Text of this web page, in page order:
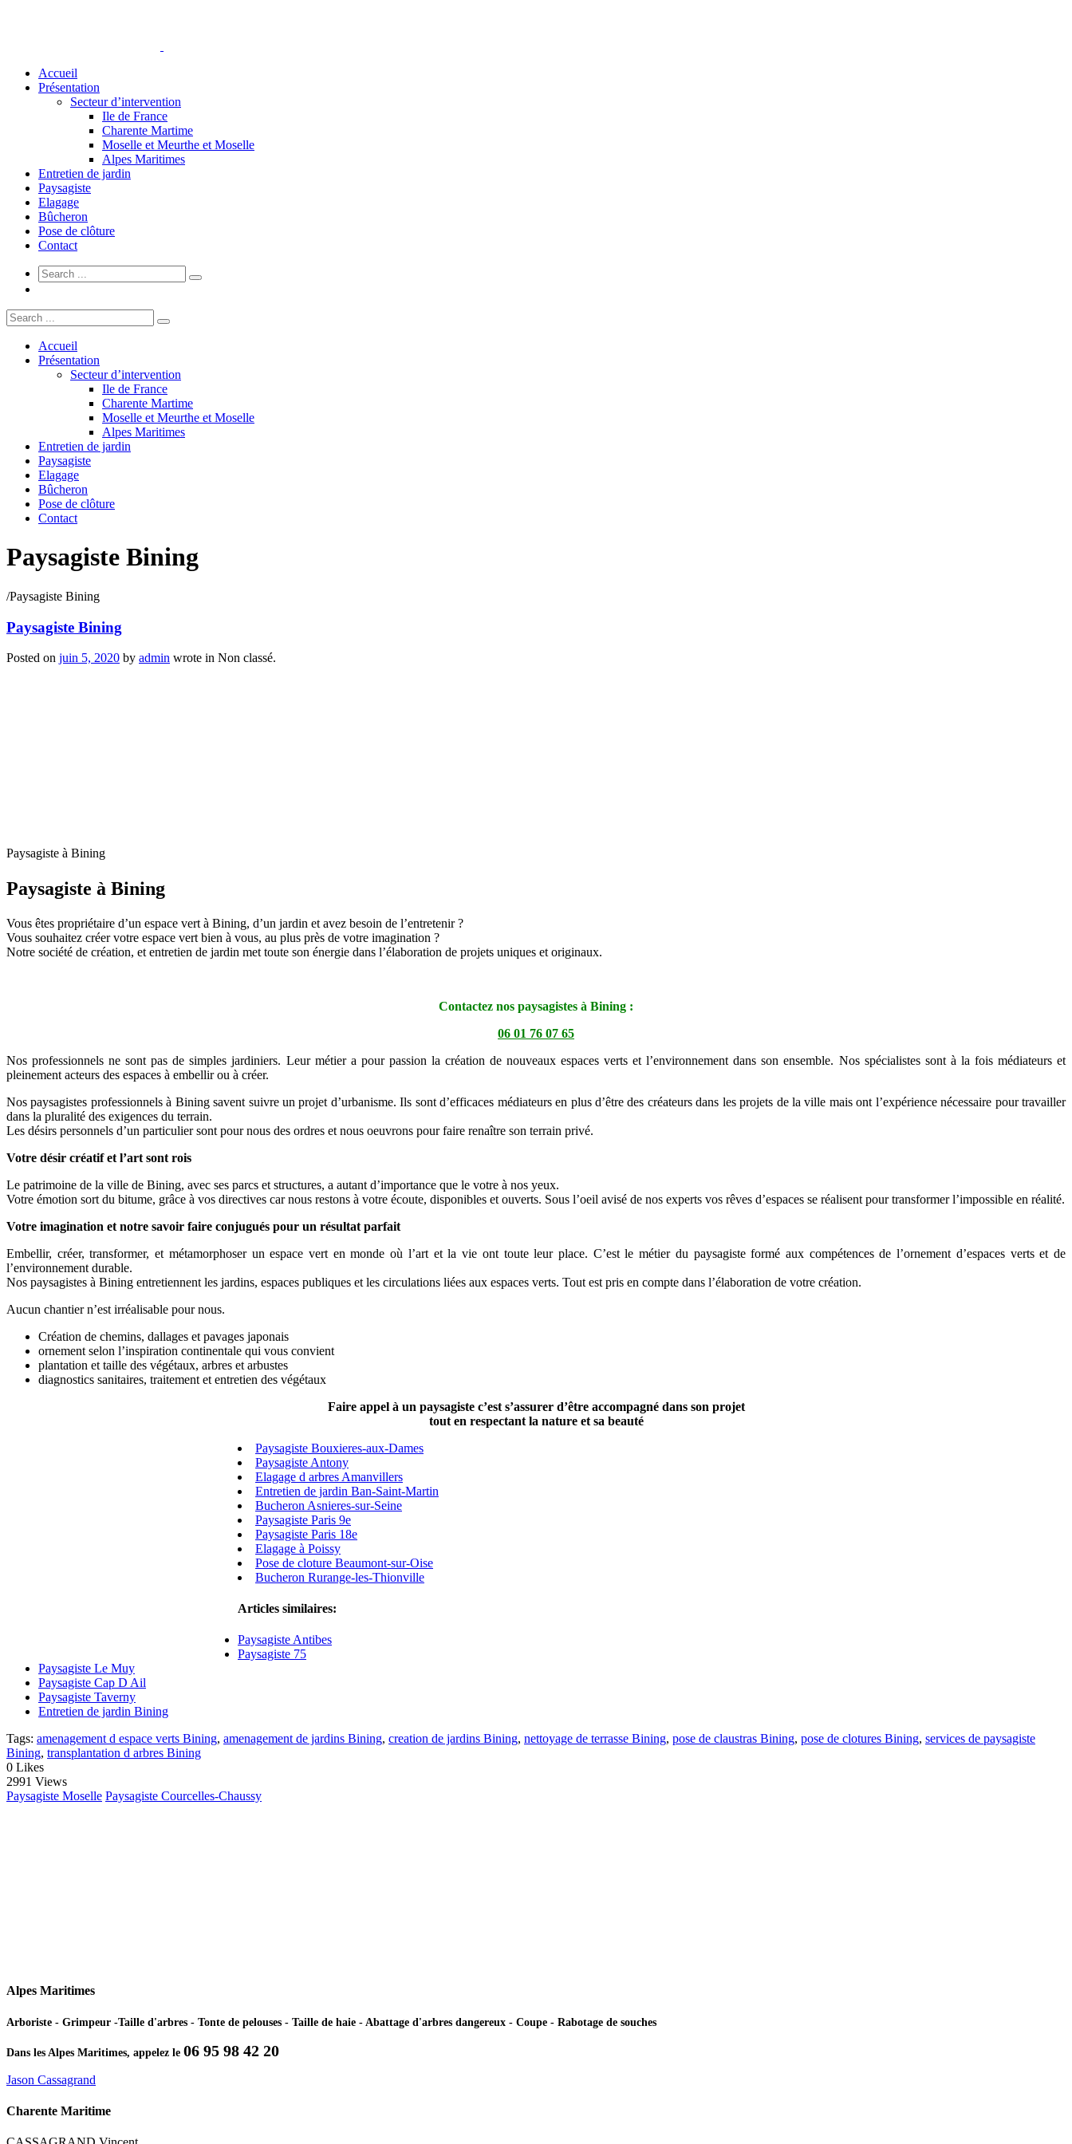
Accueil
Présentation
Secteur d’intervention
Ile de France
Charente Martime
Moselle et Meurthe et Moselle
Alpes Maritimes
Entretien de jardin
Paysagiste
Elagage
Bûcheron
Pose de clôture
Contact
Accueil
Présentation
Secteur d’intervention
Ile de France
Charente Martime
Moselle et Meurthe et Moselle
Alpes Maritimes
Entretien de jardin
Paysagiste
Elagage
Bûcheron
Pose de clôture
Contact
Paysagiste Bining
/Paysagiste Bining
Paysagiste Bining
Posted on juin 5, 2020 by admin wrote in Non classé.
Paysagiste à Bining
Paysagiste à Bining
Vous êtes propriétaire d’un espace vert à Bining, d’un jardin et avez besoin de l’entretenir ?
Vous souhaitez créer votre espace vert bien à vous, au plus près de votre imagination ?
Notre société de création, et entretien de jardin met toute son énergie dans l’élaboration de projets uniques et originaux.
Contactez nos paysagistes à Bining :
06 01 76 07 65
Nos professionnels ne sont pas de simples jardiniers. Leur métier a pour passion la création de nouveaux espaces verts et l’environnement dans son ensemble. Nos spécialistes sont à la fois médiateurs et
pleinement acteurs des espaces à embellir ou à créer.
Nos paysagistes professionnels à Bining savent suivre un projet d’urbanisme. Ils sont d’efficaces médiateurs en plus d’être des créateurs dans les projets de la ville mais ont l’expérience nécessaire pour travailler
dans la pluralité des exigences du terrain.
Les désirs personnels d’un particulier sont pour nous des ordres et nous oeuvrons pour faire renaître son terrain privé.
Votre désir créatif et l’art sont rois
Le patrimoine de la ville de Bining, avec ses parcs et structures, a autant d’importance que le votre à nos yeux.
Votre émotion sort du bitume, grâce à vos directives car nous restons à votre écoute, disponibles et ouverts. Sous l’oeil avisé de nos experts vos rêves d’espaces se réalisent pour transformer l’impossible en réalité.
Votre imagination et notre savoir faire conjugués pour un résultat parfait
Embellir, créer, transformer, et métamorphoser un espace vert en monde où l’art et la vie ont toute leur place. C’est le métier du paysagiste formé aux compétences de l’ornement d’espaces verts et de
l’environnement durable.
Nos paysagistes à Bining entretiennent les jardins, espaces publiques et les circulations liées aux espaces verts. Tout est pris en compte dans l’élaboration de votre création.
Aucun chantier n’est irréalisable pour nous.
Création de chemins, dallages et pavages japonais
ornement selon l’inspiration continentale qui vous convient
plantation et taille des végétaux, arbres et arbustes
diagnostics sanitaires, traitement et entretien des végétaux
Faire appel à un paysagiste c’est s’assurer d’être accompagné dans son projet
tout en respectant la nature et sa beauté
Paysagiste Bouxieres-aux-Dames
Paysagiste Antony
Elagage d arbres Amanvillers
Entretien de jardin Ban-Saint-Martin
Bucheron Asnieres-sur-Seine
Paysagiste Paris 9e
Paysagiste Paris 18e
Elagage à Poissy
Pose de cloture Beaumont-sur-Oise
Bucheron Rurange-les-Thionville
Articles similaires:
Paysagiste Antibes
Paysagiste 75
Paysagiste Le Muy
Paysagiste Cap D Ail
Paysagiste Taverny
Entretien de jardin Bining
Tags: amenagement d espace verts Bining, amenagement de jardins Bining, creation de jardins Bining, nettoyage de terrasse Bining, pose de claustras Bining, pose de clotures Bining, services de paysagiste
Bining, transplantation d arbres Bining
0 Likes
2991 Views
Paysagiste Moselle Paysagiste Courcelles-Chaussy
Alpes Maritimes
Arboriste - Grimpeur -Taille d'arbres - Tonte de pelouses - Taille de haie - Abattage d'arbres dangereux - Coupe - Rabotage de souches
Dans les Alpes Maritimes, appelez le 06 95 98 42 20
Jason Cassagrand
Charente Maritime